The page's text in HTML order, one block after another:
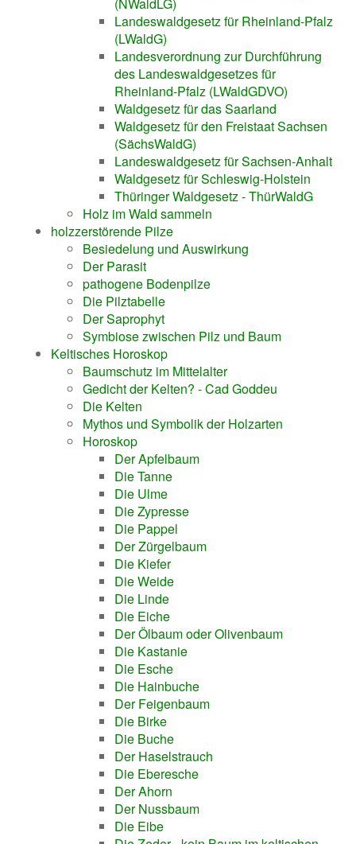
Landeswaldgesetz für Rheinland-Pfalz
(LWaldG)
Landesverordnung zur Durchführung
des Landeswaldgesetzes für
Rheinland-Pfalz (LWaldGDVO)
Waldgesetz für das Saarland
Waldgesetz für den Freistaat Sachsen
(SächsWaldG)
Landeswaldgesetz für Sachsen-Anhalt
Waldgesetz für Schleswig-Holstein
Thüringer Waldgesetz - ThürWaldG
Holz im Wald sammeln
holzzerstörende Pilze
Besiedelung und Auswirkung
Der Parasit
pathogene Bodenpilze
Die Pilztabelle
Der Saprophyt
Symbiose zwischen Pilz und Baum
Keltisches Horoskop
Baumschutz im Mittelalter
Gedicht der Kelten? - Cad Goddeu
Die Kelten
Mythos und Symbolik der Holzarten
Horoskop
Der Apfelbaum
Die Tanne
Die Ulme
Die Zypresse
Die Pappel
Der Zürgelbaum
Die Kiefer
Die Weide
Die Linde
Die Eiche
Der Ölbaum oder Olivenbaum
Die Kastanie
Die Esche
Die Hainbuche
Der Feigenbaum
Die Birke
Die Buche
Der Haselstrauch
Die Eberesche
Der Ahorn
Der Nussbaum
Die Eibe